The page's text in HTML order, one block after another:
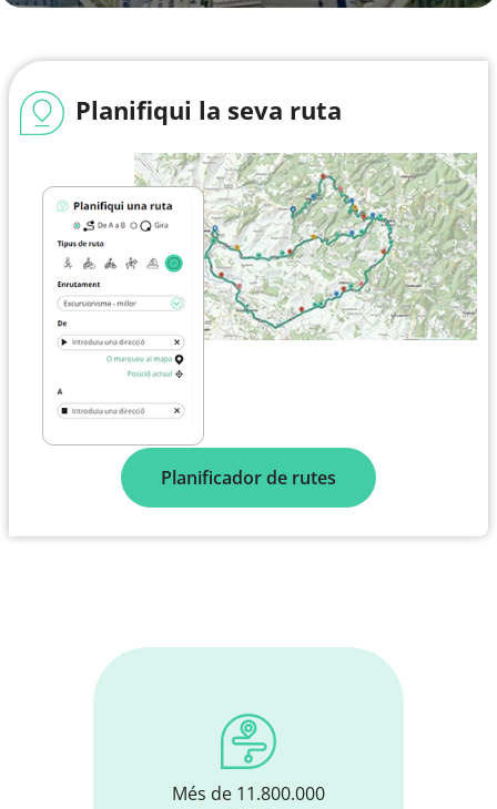
Planifiqui la seva ruta
Planificador de rutes
Més de 11.800.000